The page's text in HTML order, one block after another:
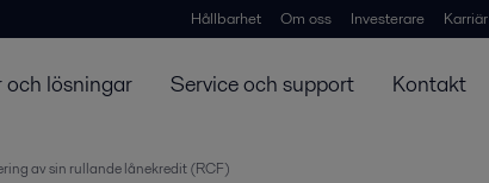
Hållbarhet Om oss Investerare Karriär
och lösningar Service och support Kontakt
av sin rullande lånekredit (RCF)